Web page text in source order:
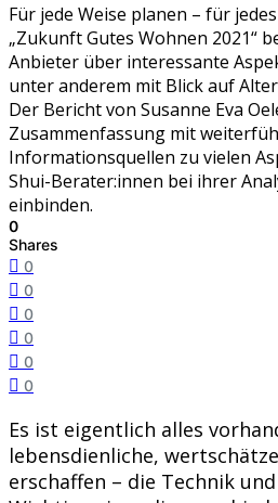
Für jede Weise planen – für
„Zukunft Gutes Wohnen 2021“
Anbieter über interessante
unter anderem mit Blick auf
Der Bericht von Susanne Eva
Zusammenfassung mit
Informationsquellen zu vielen
Shui-Berater:innen bei ihrer
einbinden.
0
Shares
0
0
0
0
0
0
Es ist eigentlich alles
lebensdienliche,
erschaffen – die Technik